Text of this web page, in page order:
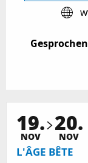
19.
NOV 20.
NOV
L'ÂGE BÊTE